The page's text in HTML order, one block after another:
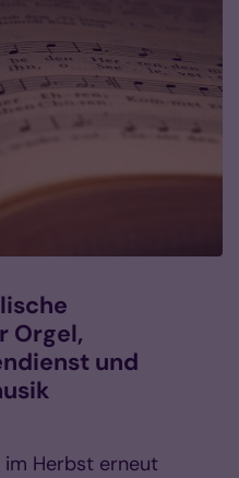
Orgel,
und
Herbst erneut